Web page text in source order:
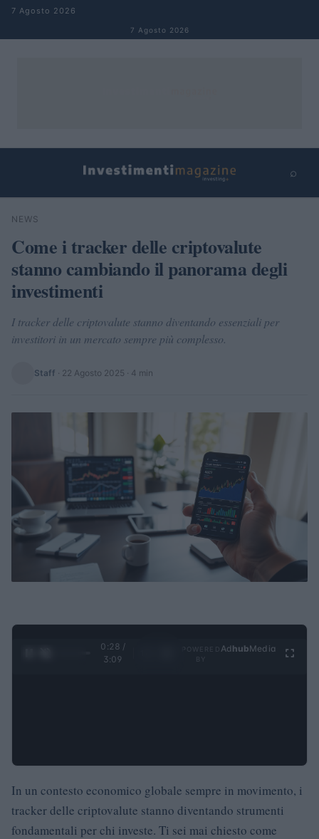
Salta al contenuto
7 Agosto 2026
7 Agosto 2026
⌕
Cerca
NEWS
Come i tracker delle criptovalute
stanno cambiando il panorama degli
investimenti
I tracker delle criptovalute stanno diventando essenziali per
investitori in un mercato sempre più complesso.
Staff · 22 Agosto 2025 · 4 min
0:28 /
3:09
Ad hubMedia
In un contesto economico globale sempre in movimento, i
tracker delle criptovalute stanno diventando strumenti
fondamentali per chi investe. Ti sei mai chiesto come